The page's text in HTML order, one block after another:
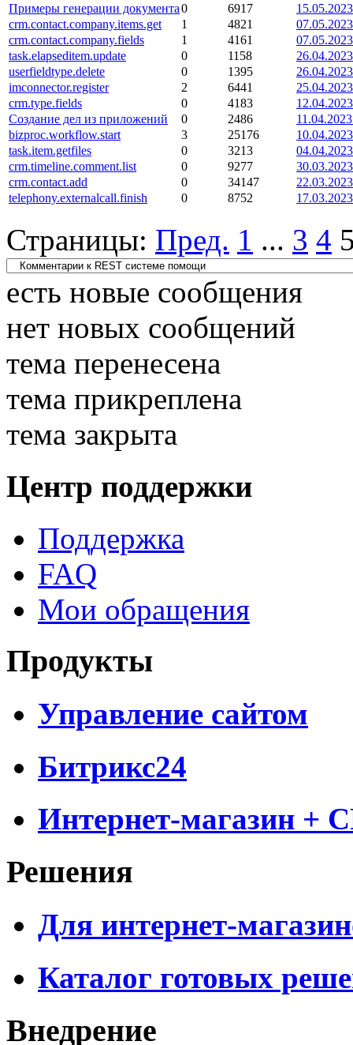
Примеры генерации документа0 6917
crm.contact.company.items.get
1 4821
crm.contact.company.fields
1 4161
task.elapseditem.update
0 1158
userfieldtype.delete
0 1395
imconnector.register
2 6441
crm.type.fields
0 4183
Создание дел из приложений
0 2486
bizproc.workflow.start
3 25176
task.item.getfiles
0 3213
crm.timeline.comment.list
0 9277
crm.contact.add
0 34147
telephony.externalcall.finish
0 8752
Страницы: Пред. 1 ... 3 4
есть новые сообщения
нет новых сообщений
тема перенесена
тема прикреплена
тема закрыта
Центр поддержки
Поддержка
FAQ
Мои обращения
Продукты
Управление сайтом
Битрикс24
Интернет-магазин +
Решения
Для интернет-
Каталог готовых
Внедрение